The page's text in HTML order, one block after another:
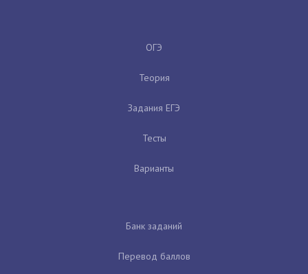
ОГЭ
Теория
Задания ЕГЭ
Тесты
Варианты
Банк заданий
Перевод баллов